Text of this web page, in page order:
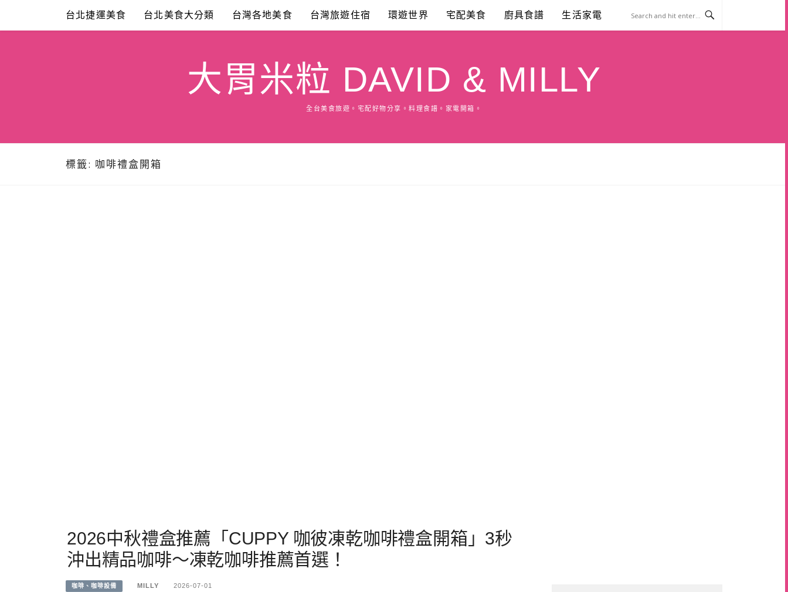
content
台北捷運美食 台北美食大分類 台灣各地美食 台灣旅遊住宿 環遊世界 宅配美食 廚具食譜 生活家電
大胃米粒 DAVID & MILLY
全台美食旅遊。宅配好物分享。料理食譜。家電開箱。
標籤: 咖啡禮盒開箱
2026中秋禮盒推薦「CUPPY 咖彼凍乾咖啡禮盒開箱」3秒
沖出精品咖啡～凍乾咖啡推薦首選！
咖啡、咖啡設備 MILLY 2026-07-01